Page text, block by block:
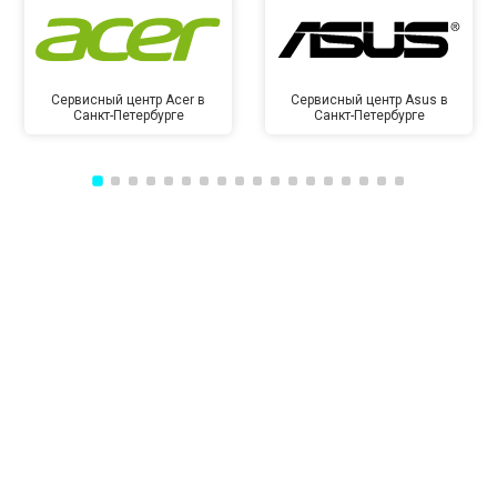
Сервисный центр Acer в
Санкт-Петербурге
Сервисный центр Asus в
Санкт-Петербурге